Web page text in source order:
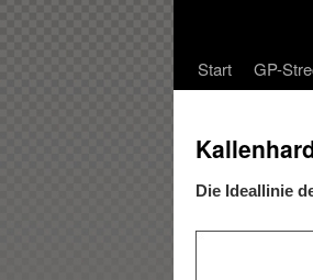
Start GP-
Die Ideallinie